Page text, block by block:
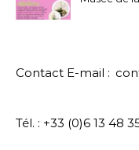
Contact E-mail :
Tél. : +33 (0)6 13 48